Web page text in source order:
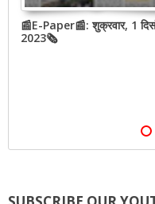
📰E-Paper📰: शुक्रवार, 1
2023🗞